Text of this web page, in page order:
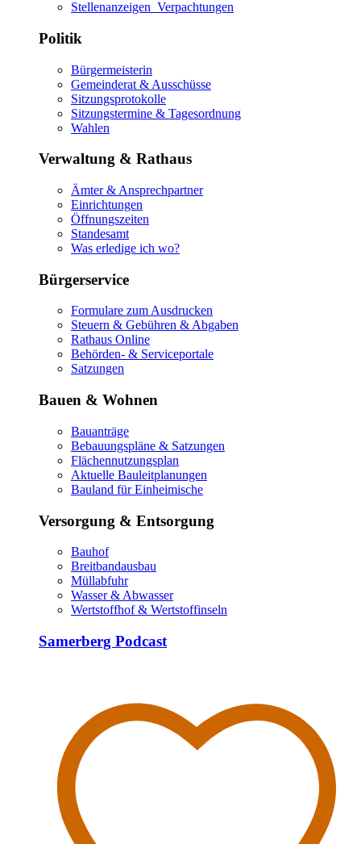
Stellenanzeigen_Verpachtungen
Politik
Bürgermeisterin
Gemeinderat & Ausschüsse
Sitzungsprotokolle
Sitzungstermine & Tagesordnung
Wahlen
Verwaltung & Rathaus
Ämter & Ansprechpartner
Einrichtungen
Öffnungszeiten
Standesamt
Was erledige ich wo?
Bürgerservice
Formulare zum Ausdrucken
Steuern & Gebühren & Abgaben
Rathaus Online
Behörden- & Serviceportale
Satzungen
Bauen & Wohnen
Bauanträge
Bebauungspläne & Satzungen
Flächennutzungsplan
Aktuelle Bauleitplanungen
Bauland für Einheimische
Versorgung & Entsorgung
Bauhof
Breitbandausbau
Müllabfuhr
Wasser & Abwasser
Wertstoffhof & Wertstoffinseln
Samerberg Podcast